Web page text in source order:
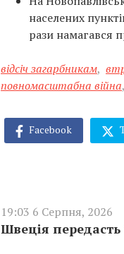
населених
рази намагався
відсіч загарбникам,
повномасштабна війна,
Facebook
19:03 6 Серпня, 2026
Швеція передасть